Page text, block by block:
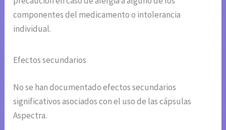
componentes del medicamento o intolerancia
individual.
Efectos secundarios
No se han documentado efectos secundarios
significativos asociados con el uso de las cápsulas
Aspectra.